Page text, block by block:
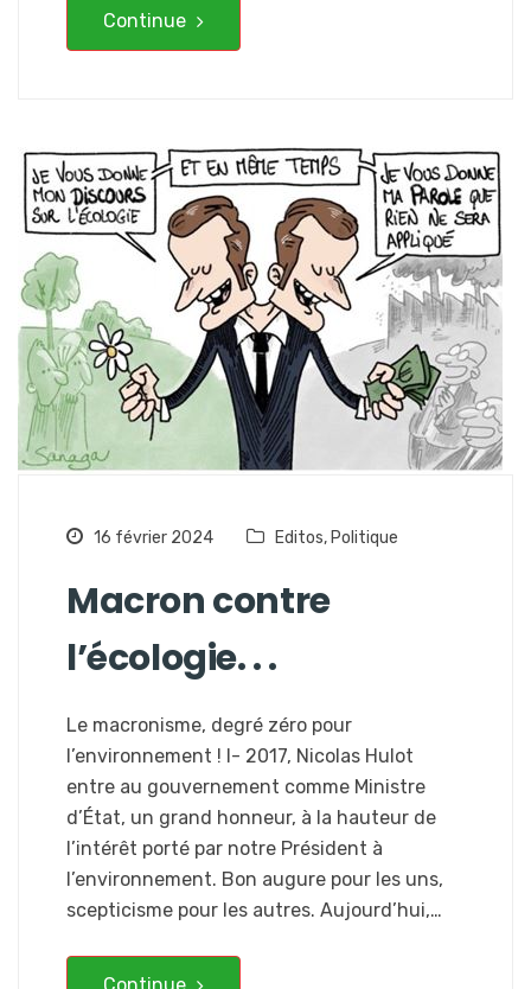
Continue
16 février 2024 Editos, Politique
Macron contre
l’écologie. . .
Le macronisme, degré zéro pour
l’environnement ! I- 2017, Nicolas Hulot
entre au gouvernement comme Ministre
d’État, un grand honneur, à la hauteur de
l’intérêt porté par notre Président à
l’environnement. Bon augure pour les uns,
scepticisme pour les autres. Aujourd’hui,…